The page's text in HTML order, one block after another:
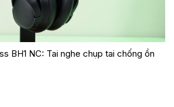
BH1 NC: Tai nghe chụp tai chống ồn